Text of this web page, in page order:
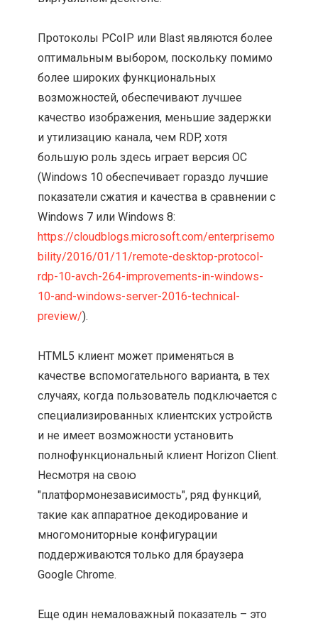
Протоколы PCoIP или Blast являются более
оптимальным выбором, поскольку помимо
более широких функциональных
возможностей, обеспечивают лучшее
качество изображения, меньшие задержки
и утилизацию канала, чем RDP, хотя
большую роль здесь играет версия ОС
(Windows 10 обеспечивает гораздо лучшие
показатели сжатия и качества в сравнении с
Windows 7 или Windows 8:
https://cloudblogs.microsoft.com/enterprisemo
bility/2016/01/11/remote-desktop-protocol-
rdp-10-avch-264-improvements-in-windows-
10-and-windows-server-2016-technical-
preview/).
HTML5 клиент может применяться в
качестве вспомогательного варианта, в тех
случаях, когда пользователь подключается с
специализированных клиентских устройств
и не имеет возможности установить
полнофункциональный клиент Horizon Client.
Несмотря на свою
"платформонезависимость", ряд функций,
такие как аппаратное декодирование и
многомониторные конфигурации
поддерживаются только для браузера
Google Chrome.
Еще один немаловажный показатель – это